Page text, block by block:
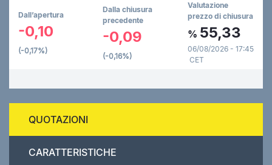
Dall’apertura
-0,10
(-0,17%)
Dalla chiusura
precedente
-0,09
(-0,16%)
Valutazione
prezzo di chiusura
% 55,33
06/08/2026 - 17:45
CET
QUOTAZIONI
CARATTERISTICHE